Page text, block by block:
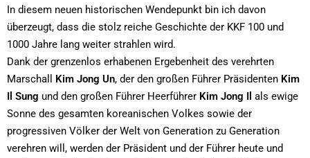
In diesem neuen historischen Wendepunkt bin ich davon
überzeugt, dass die stolz reiche Geschichte der KKF 100 und
1000 Jahre lang weiter strahlen wird.
Dank der grenzenlos erhabenen Ergebenheit des verehrten
Marschall Kim Jong Un, der den großen Führer Präsidenten Kim
Il Sung und den großen Führer Heerführer Kim Jong Il als ewige
Sonne des gesamten koreanischen Volkes sowie der
progressiven Völker der Welt von Generation zu Generation
verehren will, werden der Präsident und der Führer heute und